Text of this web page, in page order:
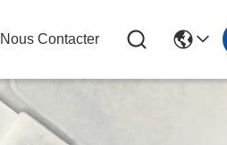
Nous Contacter